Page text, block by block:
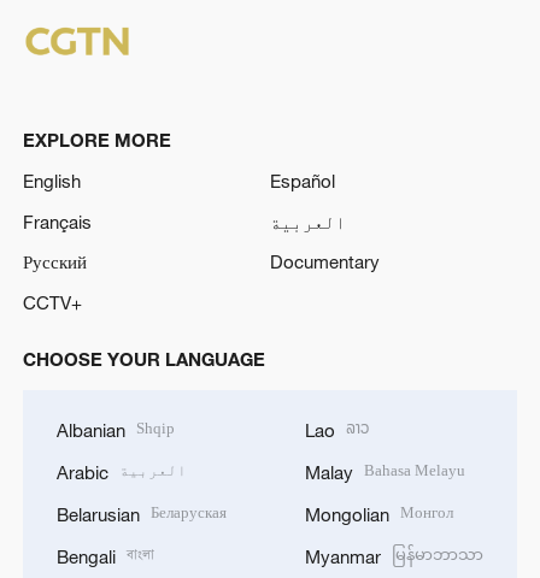
EXPLORE MORE
English
Español
Français
العربية
Русский
Documentary
CCTV+
CHOOSE YOUR LANGUAGE
Albanian Shqip
Arabic العربية
Belarusian Беларуская
Bengali বাংলা
Lao ລາວ
Malay Bahasa Melayu
Mongolian Монгол
Myanmar မြန်မာဘာသာ